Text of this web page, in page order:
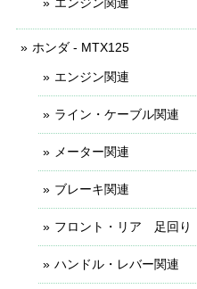
ホンダ - MTX125
エンジン関連
ライン・ケーブル関連
メーター関連
ブレーキ関連
フロント・リア 足回り
ハンドル・レバー関連